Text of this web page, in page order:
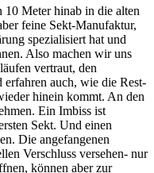
10 Meter hinab in die alten
feine Sekt-Manufaktur,
spezialisiert hat und
Also machen wir uns
vertraut, den
auch, wie die Rest-
hinein kommt. An den
Ein Imbiss ist
Sekt. Und einen
Die angefangenen
Verschluss versehen- nur
können aber zur